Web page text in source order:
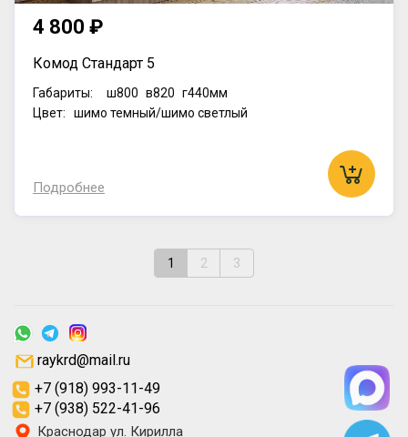
4 800 ₽
Комод Стандарт 5
Габариты: ш800 в820 г440мм
Цвет: шимо темный/шимо светлый
Подробнее
1 2 3
Краснодар ул. Кирилла
+7 (918) 993-11-49
+7 (938) 522-41-96
raykrd@mail.ru